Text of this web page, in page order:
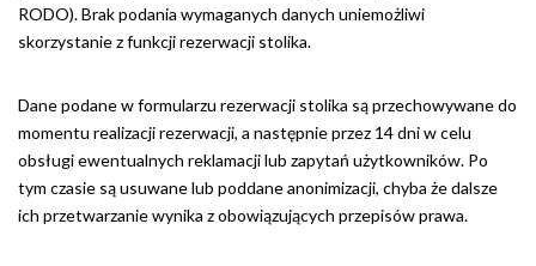
RODO). Brak podania wymaganych danych uniemożliwi
skorzystanie z funkcji rezerwacji stolika.
Dane podane w formularzu rezerwacji stolika są przechowywane do
momentu realizacji rezerwacji, a następnie przez 14 dni w celu
obsługi ewentualnych reklamacji lub zapytań użytkowników. Po
tym czasie są usuwane lub poddane anonimizacji, chyba że dalsze
ich przetwarzanie wynika z obowiązujących przepisów prawa.